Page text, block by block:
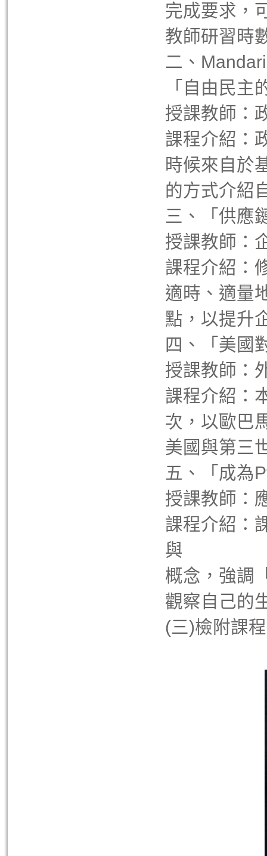
完成要求，
教師研習時
二、
「自由民主
授課教師：
課程介紹：
時候來自於
的方式介紹
三、「供應
授課教師：
課程介紹：
適時、適量
點，以提升
四、「美國
授課教師：
課程介紹：
次，以歐巴
美國與第三
五、「成為
授課教師：
課程介紹：
與
概念，強調
觀察自己的
(三)檢附課